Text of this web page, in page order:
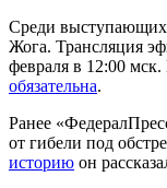
Среди выступающих
Жога. Трансляция
февраля в 12:00 мск.
обязательна.
Ранее
от гибели под
историю он